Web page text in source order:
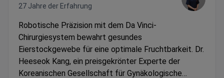
27 Jahre der Erfahrung
Robotische Präzision mit dem Da Vinci-
Chirurgiesystem bewahrt gesundes
Eierstockgewebe für eine optimale Fruchtbarkeit. Dr.
Heeseok Kang, ein preisgekrönter Experte der
Koreanischen Gesellschaft für Gynäkologische